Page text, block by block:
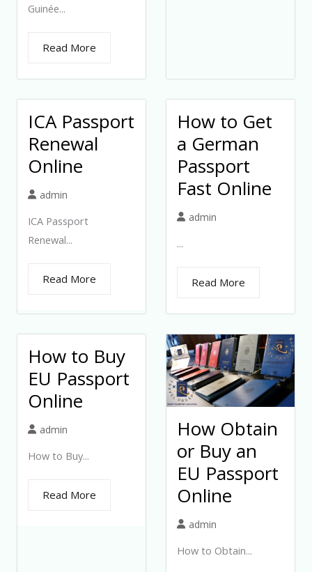
Guinée...
Read More
ICA Passport
Renewal
Online
admin
ICA Passport
Renewal...
Read More
How to Get
a German
Passport
Fast Online
admin
...
Read More
How to Buy
EU Passport
Online
admin
How to Buy...
Read More
How Obtain
or Buy an
EU Passport
Online
admin
How to Obtain...